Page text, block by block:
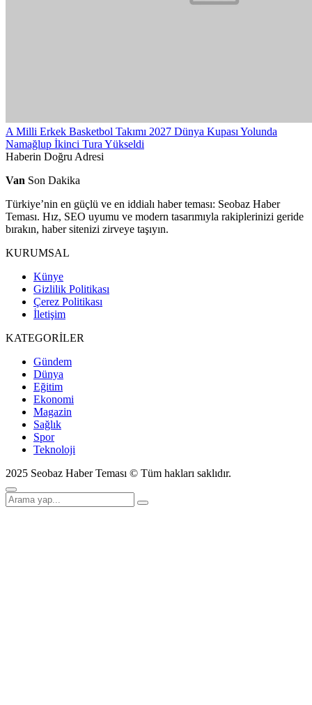
A Milli Erkek Basketbol Takımı 2027 Dünya Kupası Yolunda
Namağlup İkinci Tura Yükseldi
Haberin Doğru Adresi
Van Son Dakika
Türkiye’nin en güçlü ve en iddialı haber teması: Seobaz Haber
Teması. Hız, SEO uyumu ve modern tasarımıyla rakiplerinizi geride
bırakın, haber sitenizi zirveye taşıyın.
KURUMSAL
Künye
Gizlilik Politikası
Çerez Politikası
İletişim
KATEGORİLER
Gündem
Dünya
Eğitim
Ekonomi
Magazin
Sağlık
Spor
Teknoloji
2025 Seobaz Haber Teması © Tüm hakları saklıdır.